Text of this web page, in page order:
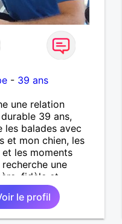
- 39 ans
une relation
39 ans,
les balades avec
et mon chien, les
les moments
une
fidèle et
qui construire une
Je ne veux pas
temps, juste trouver
le profil